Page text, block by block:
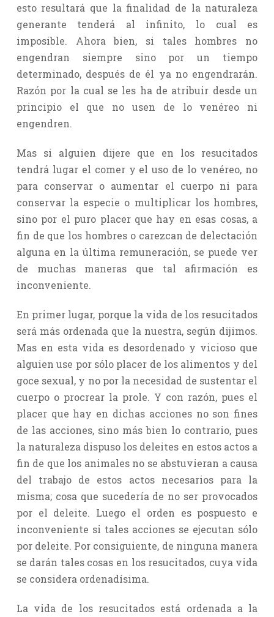
esto resultará que la finalidad de la naturaleza
generante tenderá al infinito, lo cual es
imposible. Ahora bien, si tales hombres no
engendran siempre sino por un tiempo
determinado, después de él ya no engendrarán.
Razón por la cual se les ha de atribuir desde un
principio el que no usen de lo venéreo ni
engendren.
Mas si alguien dijere que en los resucitados
tendrá lugar el comer y el uso de lo venéreo, no
para conservar o aumentar el cuerpo ni para
conservar la especie o multiplicar los hombres,
sino por el puro placer que hay en esas cosas, a
fin de que los hombres o carezcan de delectación
alguna en la última remuneración, se puede ver
de muchas maneras que tal afirmación es
inconveniente.
En primer lugar, porque la vida de los resucitados
será más ordenada que la nuestra, según dijimos.
Mas en esta vida es desordenado y vicioso que
alguien use por sólo placer de los alimentos y del
goce sexual, y no por la necesidad de sustentar el
cuerpo o procrear la prole. Y con razón, pues el
placer que hay en dichas acciones no son fines
de las acciones, sino más bien lo contrario, pues
la naturaleza dispuso los deleites en estos actos a
fin de que los animales no se abstuvieran a causa
del trabajo de estos actos necesarios para la
misma; cosa que sucedería de no ser provocados
por el deleite. Luego el orden es pospuesto e
inconveniente si tales acciones se ejecutan sólo
por deleite. Por consiguiente, de ninguna manera
se darán tales cosas en los resucitados, cuya vida
se considera ordenadísima.
La vida de los resucitados está ordenada a la